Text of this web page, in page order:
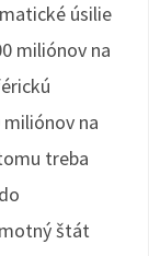
úsilie
miliónov na
na
treba
štát